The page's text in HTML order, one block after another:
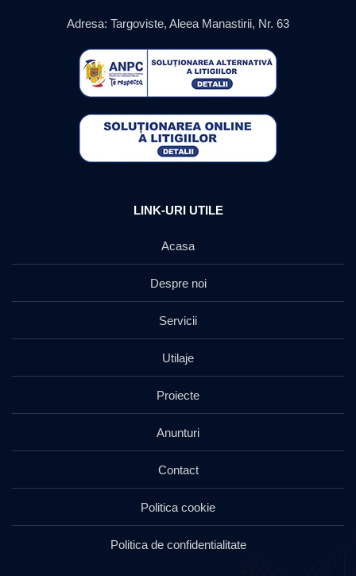
Adresa: Targoviste, Aleea Manastirii, Nr. 63
LINK-URI UTILE
Acasa
Despre noi
Servicii
Utilaje
Proiecte
Anunturi
Contact
Politica cookie
Politica de confidentialitate